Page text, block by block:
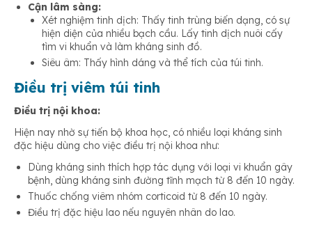
Cận lâm sàng:
Xét nghiệm tinh dịch: Thấy tinh trùng biến dạng, có sự
hiện diện của nhiều bạch cầu. Lấy tinh dịch nuôi cấy
tìm vi khuẩn và làm kháng sinh đồ.
Siêu âm: Thấy hình dáng và thể tích của túi tinh.
Điều trị viêm túi tinh
Điều trị nội khoa:
Hiện nay nhờ sự tiến bộ khoa học, có nhiều loại kháng sinh
đặc hiệu dùng cho việc điều trị nội khoa như:
Dùng kháng sinh thích hợp tác dụng với loại vi khuẩn gây
bệnh, dùng kháng sinh đường tĩnh mạch từ 8 đến 10 ngày.
Thuốc chống viêm nhóm corticoid từ 8 đến 10 ngày.
Điều trị đặc hiệu lao nếu nguyên nhân do lao.